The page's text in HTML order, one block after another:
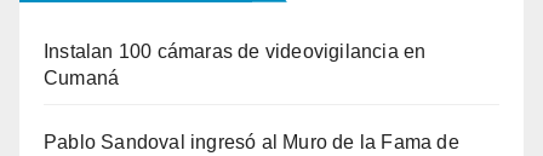
Instalan 100 cámaras de videovigilancia en
Cumaná
Pablo Sandoval ingresó al Muro de la Fama de